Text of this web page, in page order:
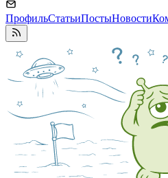
ПрофильСтатьиПостыНовости